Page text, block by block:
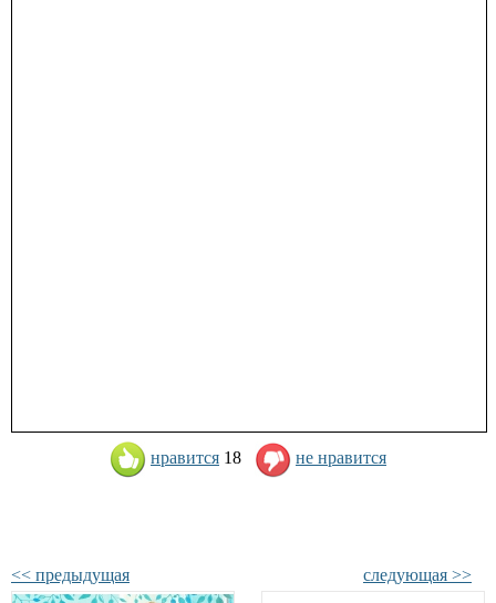
нравится 18 не нравится
<< предыдущая следующая >>